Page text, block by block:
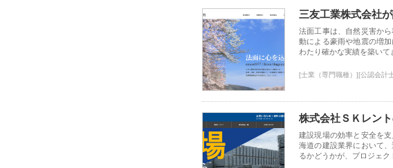
三友工業株式会社
法面工事は、自然災害か
動による豪雨や地震の増
わたり確かな実績を築いて
[士業（専門職種）][公認会計
株式会社ＳＫレン
建設現場の効率と安全を
海道の建設業界において
るかどうかが、プロジェク